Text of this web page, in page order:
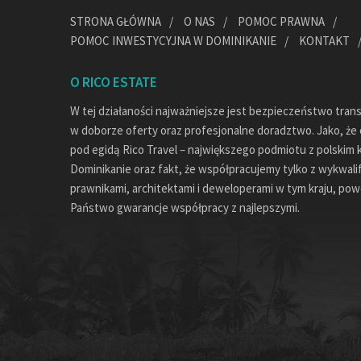
STRONA GŁÓWNA O NAS
POMOC PRAWNA
POMOC INWESTYCYJNA W DOMINIKANIE
KONTAKT
O RICO ESTATE
W tej działaności najważniejsze jest bezpieczeństwo
w doborze oferty oraz profesjonalne doradztwo. Jako, że
pod egidą Rico Travel – największego podmiotu z polskim
Dominikanie oraz fakt, że współpracujemy tylko z
prawnikami, architektami i deweloperami w tym kraju,
Państwo gwarancje współpracy z najlepszymi.